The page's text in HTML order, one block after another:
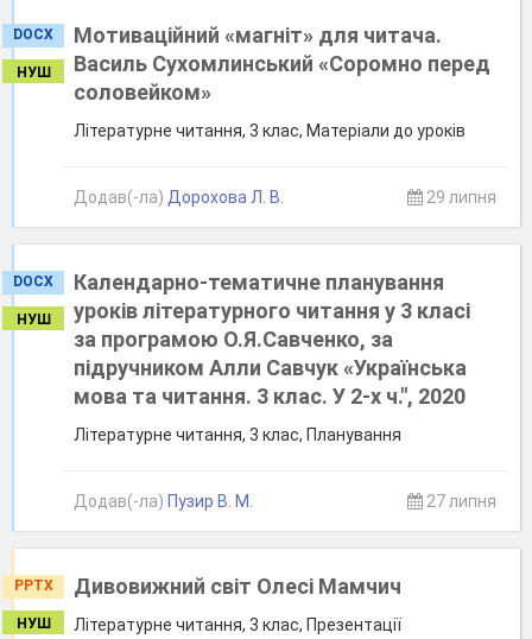
DOCX
НУШ
Мотиваційний «магніт» для читача.
Василь Сухомлинський «Соромно перед
соловейком»
Літературне читання, 3 клас, Матеріали до уроків
Додав(-ла) Дорохова Л. В. 29 липня
DOCX
НУШ
Календарно-тематичне планування
уроків літературного читання у 3 класі
за програмою О.Я.Савченко, за
підручником Алли Савчук «Українська
мова та читання. 3 клас. У 2-х ч.", 2020
Літературне читання, 3 клас, Планування
Додав(-ла) Пузир В. М. 27 липня
PPTX
НУШ
Дивовижний світ Олесі Мамчич
Літературне читання, 3 клас, Презентації